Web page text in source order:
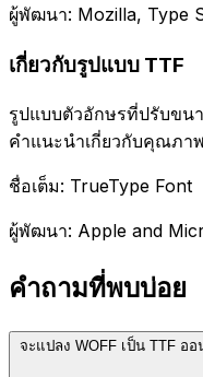
ผู้พัฒนา: Mozilla, Type
เกี่ยวกับรูปแบบ TTF
รูปแบบตัวอักษรที่ปรับขน
คำแนะนำเกี่ยวกับคุณภา
ชื่อเต็ม: TrueType Font
ผู้พัฒนา: Apple and
คำถามที่พบบ่อย
จะแปลง WOFF เป็น TTF อ